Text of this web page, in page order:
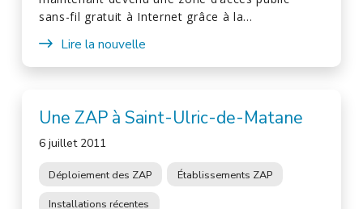
sans-fil gratuit à Internet grâce à la…
Lire la nouvelle
Une ZAP à Saint-Ulric-de-Matane
6 juillet 2011
Déploiement des ZAP Établissements ZAP
Installations récentes